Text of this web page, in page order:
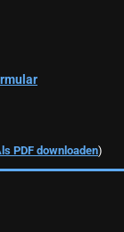
PDF downloaden)